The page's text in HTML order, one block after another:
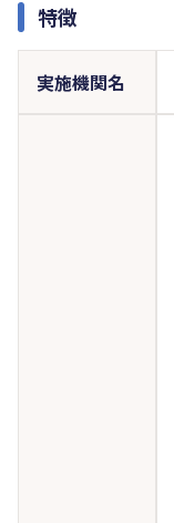
特徴
実施機関名